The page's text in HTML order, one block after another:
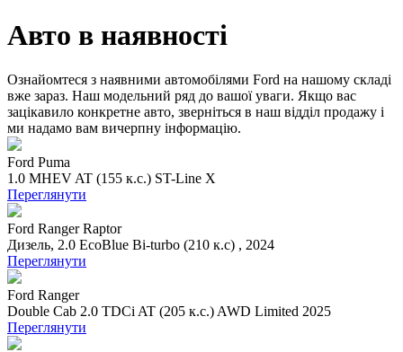
Авто в наявності
Ознайомтеся з наявними автомобілями Ford на нашому складі
вже зараз. Наш модельний ряд до вашої уваги. Якщо вас
зацікавило конкретне авто, зверніться в наш відділ продажу і
ми надамо вам вичерпну інформацію.
Ford Puma
1.0 MHEV AT (155 к.с.) ST-Line X
Переглянути
Ford Ranger Raptor
Дизель, 2.0 EcoBlue Bi-turbo (210 к.с) , 2024
Переглянути
Ford Ranger
Double Cab 2.0 TDCi AT (205 к.с.) AWD Limited 2025
Переглянути